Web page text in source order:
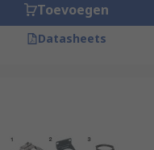
Toevoegen
Datasheets